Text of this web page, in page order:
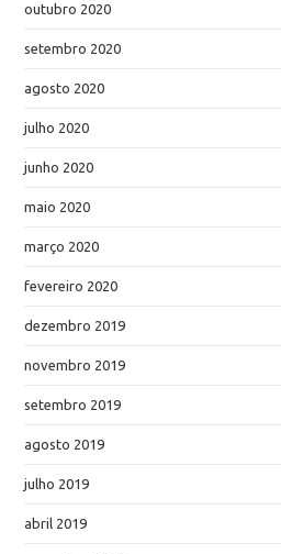
outubro 2020
setembro 2020
agosto 2020
julho 2020
junho 2020
maio 2020
março 2020
fevereiro 2020
dezembro 2019
novembro 2019
setembro 2019
agosto 2019
julho 2019
abril 2019